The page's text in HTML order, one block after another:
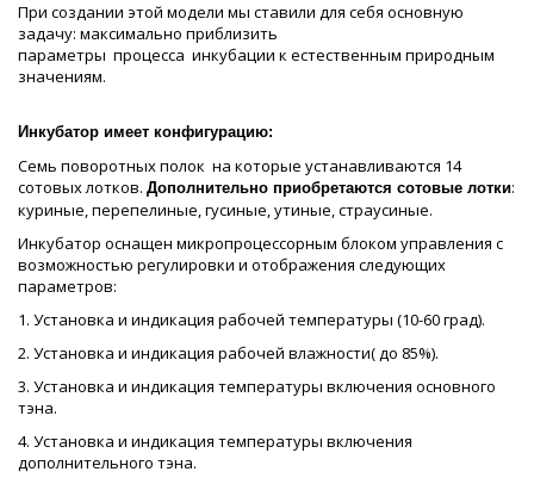
При создании этой модели мы ставили для себя основную
задачу: максимально приблизить
параметры процесса инкубации к естественным природным
значениям.
Инкубатор имеет конфигурацию:
Семь поворотных полок на которые устанавливаются 14
сотовых лотков. Дополнительно приобретаются сотовые лотки:
куриные, перепелиные, гусиные, утиные, страусиные.
Инкубатор оснащен микропроцессорным блоком управления с
возможностью регулировки и отображения следующих
параметров:
1. Установка и индикация рабочей температуры (10-60 град).
2. Установка и индикация рабочей влажности( до 85%).
3. Установка и индикация температуры включения основного
тэна.
4. Установка и индикация температуры включения
дополнительного тэна.